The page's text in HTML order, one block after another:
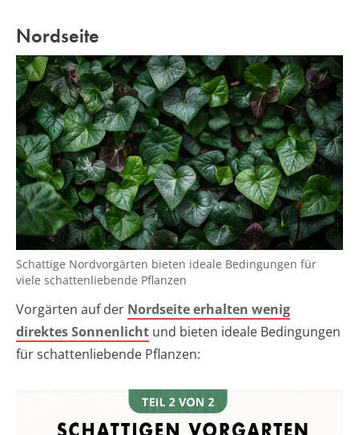
Nordseite
Schattige Nordvorgärten bieten ideale Bedingungen für
viele schattenliebende Pflanzen
Vorgärten auf der Nordseite erhalten wenig
direktes Sonnenlicht und bieten ideale Bedingungen
für schattenliebende Pflanzen: